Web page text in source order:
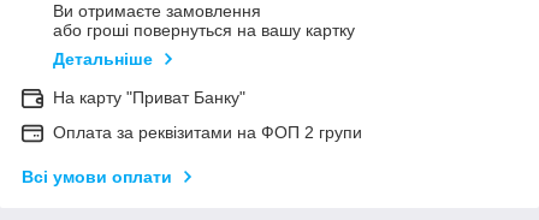
Ви отримаєте замовлення
або гроші повернуться на вашу картку
Детальніше
На карту "Приват Банку"
Оплата за реквізитами на ФОП 2 групи
Всі умови оплати